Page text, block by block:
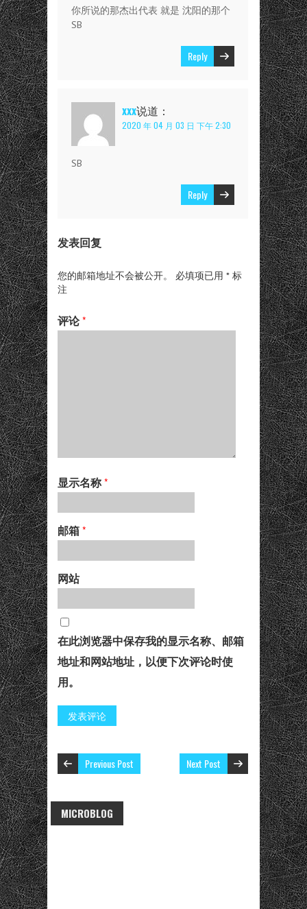
你所说的那杰出代表 就是 沈阳的那个
SB
Reply
xxx说道：
2020 年 04 月 03 日 下午 2:30
SB
Reply
发表回复
您的邮箱地址不会被公开。 必填项已用 * 标
注
评论*
显示名称 *
邮箱 *
网站
在此浏览器中保存我的显示名称、邮箱
地址和网站地址，以便下次评论时使
用。
Previous Post Next Post
MICROBLOG